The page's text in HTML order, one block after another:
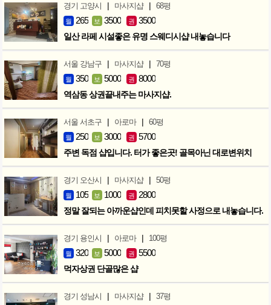
경기 고양시 | 마사지샵 | 68평
월 265 보 3500 권 3500
일산 라페 시설좋은 유명 스웨디시샵 내놓습니다
서울 강남구 | 마사지샵 | 70평
월 350 보 5000 권 8000
역삼동 상권끝내주는 마사지샵.
서울 서초구 | 아로마 | 60평
월 250 보 3000 권 5700
주변 독점 샵입니다. 터가 좋은곳! 골목아닌 대로변위치
경기 오산시 | 마사지샵 | 50평
월 105 보 1000 권 2800
정말 잘되는 아까운샵인데 피치못할 사정으로 내놓습니다.
경기 용인시 | 아로마 | 100평
월 320 보 5000 권 5500
먹자상권 단골많은 샵
경기 성남시 | 마사지샵 | 37평